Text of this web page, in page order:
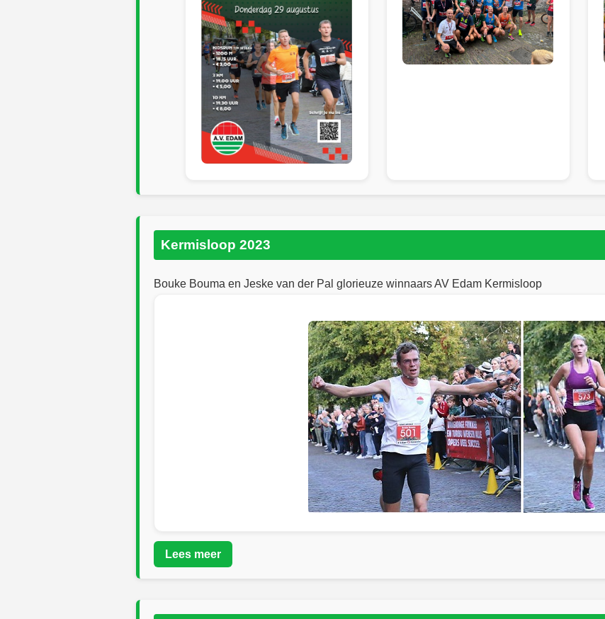
Kermisloop 2023
Bouke Bouma en Jeske van der Pal glorieuze winnaars AV Edam Kermisloop
Lees meer